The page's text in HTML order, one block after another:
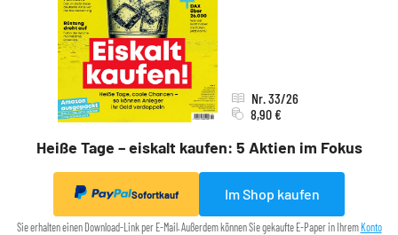
Heiße Tage – eiskalt kaufen: 5 Aktien im Fokus
Nr. 33/26
8,90 €
Sofortkauf Im Shop kaufen
Sie erhalten einen Download-Link per E-Mail. Außerdem können Sie gekaufte E-Paper in Ihrem Konto